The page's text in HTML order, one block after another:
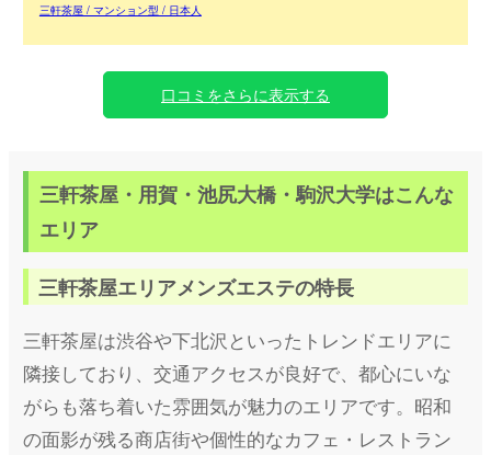
三軒茶屋 / マンション型 / 日本人
口コミをさらに表示する
三軒茶屋・用賀・池尻大橋・駒沢大学はこんな
エリア
三軒茶屋エリアメンズエステの特長
三軒茶屋は渋谷や下北沢といったトレンドエリアに
隣接しており、交通アクセスが良好で、都心にいな
がらも落ち着いた雰囲気が魅力のエリアです。昭和
の面影が残る商店街や個性的なカフェ・レストラン